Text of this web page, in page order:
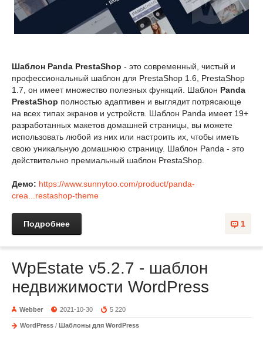
Шаблон Panda PrestaShop - это современный, чистый и
профессиональный шаблон для PrestaShop 1.6, PrestaShop
1.7, он имеет множество полезных функций. Шаблон Panda
PrestaShop полностью адаптивен и выглядит потрясающе
на всех типах экранов и устройств. Шаблон Panda имеет 19+
разработанных макетов домашней страницы, вы можете
использовать любой из них или настроить их, чтобы иметь
свою уникальную домашнюю страницу. Шаблон Panda - это
действительно премиальный шаблон PrestaShop.
Демо: https://www.sunnytoo.com/product/panda-
crea...restashop-theme
1
Подробнее
WpEstate v5.2.7 - шаблон
недвижимости WordPress
Webber 2021-10-30 5 220
WordPress / Шаблоны для WordPress